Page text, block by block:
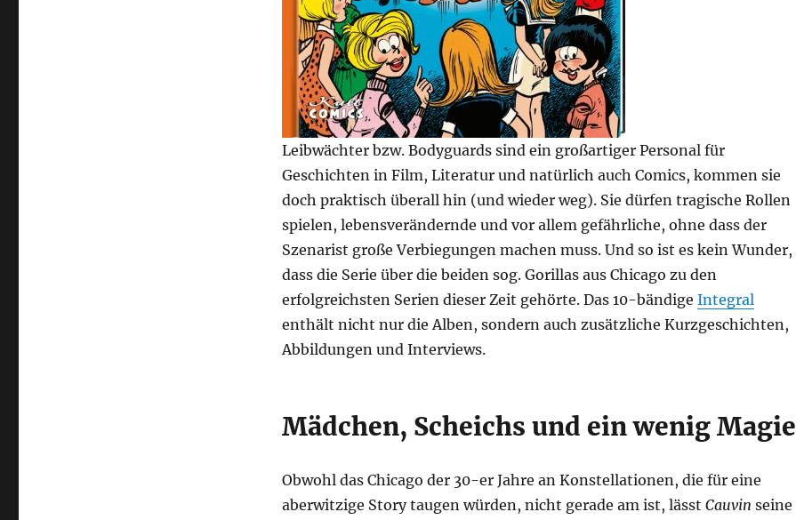
Leibwächter bzw. Bodyguards sind ein großartiger Personal für
Geschichten in Film, Literatur und natürlich auch Comics, kommen sie
doch praktisch überall hin (und wieder weg). Sie dürfen tragische Rollen
spielen, lebensverändernde und vor allem gefährliche, ohne dass der
Szenarist große Verbiegungen machen muss. Und so ist es kein Wunder,
dass die Serie über die beiden sog. Gorillas aus Chicago zu den
erfolgreichsten Serien dieser Zeit gehörte. Das 10-bändige Integral
enthält nicht nur die Alben, sondern auch zusätzliche Kurzgeschichten,
Abbildungen und Interviews.
Mädchen, Scheichs und ein wenig Magie
Obwohl das Chicago der 30-er Jahre an Konstellationen, die für eine
aberwitzige Story taugen würden, nicht gerade am ist, lässt Cauvin seine